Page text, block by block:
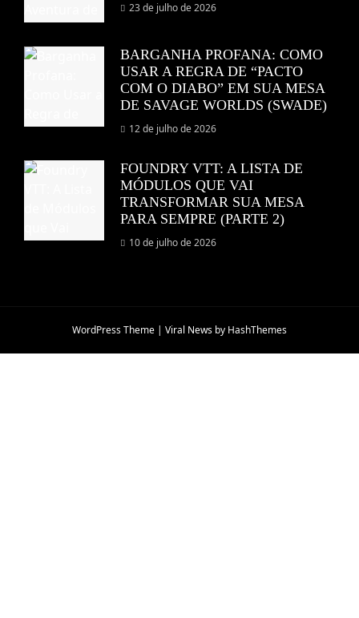
23 de julho de 2026
BARGANHA PROFANA: COMO
USAR A REGRA DE “PACTO
COM O DIABO” EM SUA MESA
DE SAVAGE WORLDS (SWADE)
12 de julho de 2026
FOUNDRY VTT: A LISTA DE
MÓDULOS QUE VAI
TRANSFORMAR SUA MESA
PARA SEMPRE (PARTE 2)
10 de julho de 2026
WordPress Theme | Viral News by HashThemes